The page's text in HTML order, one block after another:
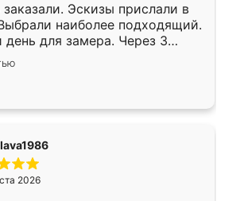
Эскизы прислали в
наиболее подходящий.
день для замера. Через 3
была уже готова. Остались
Спасибо Ренессанс
работу!
2026